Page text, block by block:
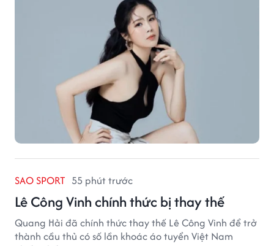
SAO SPORT 55 phút trước
Lê Công Vinh chính thức bị thay thế
Quang Hải đã chính thức thay thế Lê Công Vinh để trở
thành cầu thủ có số lần khoác áo tuyển Việt Nam